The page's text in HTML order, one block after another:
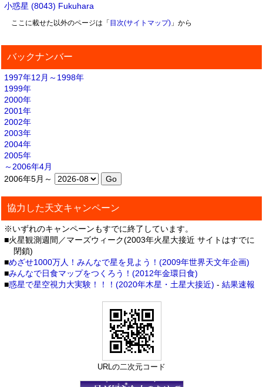
小惑星 (8043) Fukuhara
ここに載せた以外のページは「 目次(サイトマップ)」から
バックナンバー
1997年12月～1998年
1999年
2000年
2001年
2002年
2003年
2004年
2005年
～2006年4月
2006年5月～
協力した天文キャンペーン
※いずれのキャンペーンもすでに終了しています。
■火星観測週間／マーズウィーク(2003年火星大接近 サイトはすでに
閉鎖)
■めざせ1000万人！みんなで星を見よう！(2009年世界天文年企画)
■みんなで日食マップをつくろう！(2012年金環日食)
■惑星で星空視力大実験！！！(2020年木星・土星大接近) - 結果速報
URLの二次元コード